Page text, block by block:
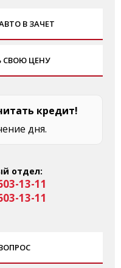
В ЗАЧЕТ
СВОЮ ЦЕНУ
кредит!
дня.
отдел:
13-11
13-11